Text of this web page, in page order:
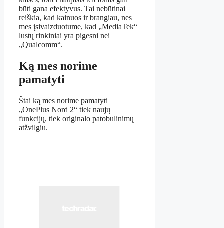
būti gana efektyvus. Tai nebūtinai
reiškia, kad kainuos ir brangiau, nes
mes įsivaizduotume, kad „MediaTek“
lustų rinkiniai yra pigesni nei
„Qualcomm“.
Ką mes norime
pamatyti
Štai ką mes norime pamatyti
„OnePlus Nord 2“ tiek naujų
funkcijų, tiek originalo patobulinimų
atžvilgiu.